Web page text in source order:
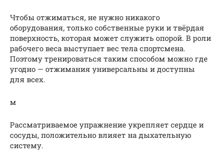
Чтобы отжиматься, не нужно никакого
оборудования, только собственные руки и твёрдая
поверхность, которая может служить опорой. В роли
рабочего веса выступает вес тела спортсмена.
Поэтому тренироваться таким способом можно где
угодно — отжимания универсальны и доступны
для всех.
м
Рассматриваемое упражнение укрепляет сердце и
сосуды, положительно влияет на дыхательную
систему.